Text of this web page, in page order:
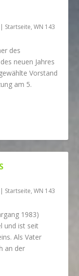
| Startseite,WN 143
des
neuen Jahres
Vorstand
am 5.
| Startseite,WN 143
1983)
und ist seit
Als Vater
an der